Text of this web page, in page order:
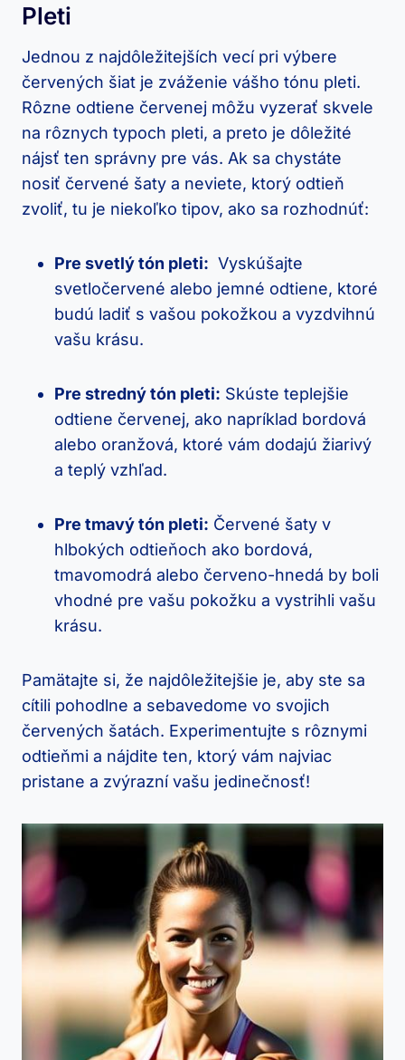
Pleti
Jednou z najdôležitejších vecí ​pri výbere
červených šiat je zváženie vášho tónu ⁢pleti.
Rôzne odtiene červenej môžu vyzerať skvele
na rôznych typoch pleti, a ⁤preto ⁢je ⁤dôležité
nájsť ten správny pre vás. ​Ak sa ⁤chystáte​
nosiť červené šaty a‍ neviete, ktorý odtieň
zvoliť, tu je⁣ niekoľko tipov, ako sa rozhodnúť:
Pre svetlý tón pleti: ​ Vyskúšajte
svetločervené alebo jemné odtiene, ktoré
budú ladiť ⁣s vašou pokožkou a vyzdvihnú
⁤vašu krásu.
Pre stredný tón pleti: Skúste teplejšie
odtiene červenej, ako napríklad bordová
‍alebo ⁢oranžová, ktoré vám dodajú žiarivý
‍a teplý vzhľad.
Pre tmavý tón pleti: Červené šaty v
‌hlbokých odtieňoch ⁣ako bordová,⁣
tmavomodrá alebo červeno-hnedá by⁤ boli
vhodné pre vašu pokožku a​ vystrihli vašu
krásu.
Pamätajte si, že najdôležitejšie je, aby ‍ste ‍sa
cítili pohodlne ⁣a sebavedome vo svojich
červených šatách. Experimentujte s rôznymi
odtieňmi​ a nájdite ⁢ten, ktorý vám najviac
‍pristane a zvýrazní⁢ vašu ‌jedinečnosť!